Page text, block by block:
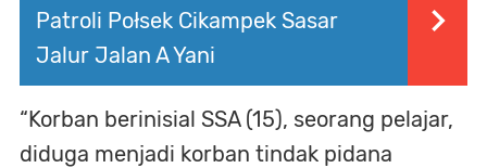
Patroli Połsek Cikampek Sasar
Jalur Jalan A Yani
“Korban berinisial SSA (15), seorang pelajar,
diduga menjadi korban tindak pidana